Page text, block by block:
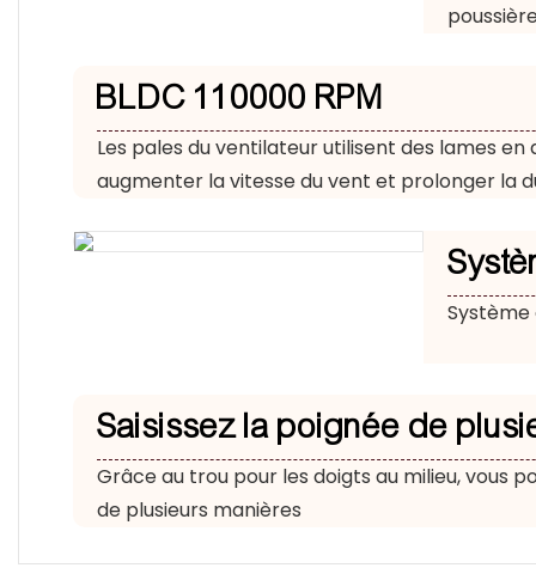
BLDC 110000 RPM
Les pales du ventilateur utilisent des lames en
augmenter la vitesse du vent et prolonger la
Saisissez la poignée de
Grâce au trou pour les doigts au milieu, vous
de plusieurs manières